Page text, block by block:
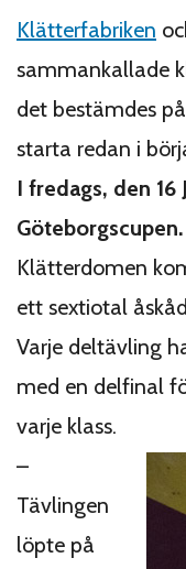
Klätterfabriken
sammankallade
det bestämdes
starta redan i
I fredags, den 16
Göteborgscupen.
Klätterdomen
ett sextiotal
Varje deltävling
med en delfinal
varje klass.
–
Tävlingen
löpte på